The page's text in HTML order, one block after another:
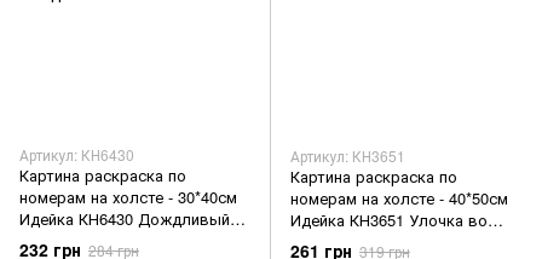
Артикул: КН6430
Картина раскраска по
номерам на холсте - 30*40см
Идейка КН6430 Дождливый
мечтательный Лондон
232 грн 284 грн
Артикул: КН3651
Картина раскраска по
номерам на холсте - 40*50см
Идейка КН3651 Улочка во
Франции
261 грн 319 грн